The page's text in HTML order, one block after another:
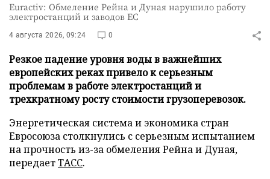
Euractiv: Обмеление Рейна и Дуная нарушило работу
электростанций и заводов ЕС
4 августа 2026, 09:24 0
Резкое падение уровня воды в важнейших
европейских реках привело к серьезным
проблемам в работе электростанций и
трехкратному росту стоимости грузоперевозок.
Энергетическая система и экономика стран
Евросоюза столкнулись с серьезным испытанием
на прочность из-за обмеления Рейна и Дуная,
передаетТАСС.